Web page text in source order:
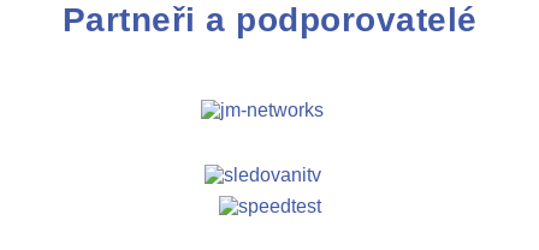
Partneři a podporovatelé